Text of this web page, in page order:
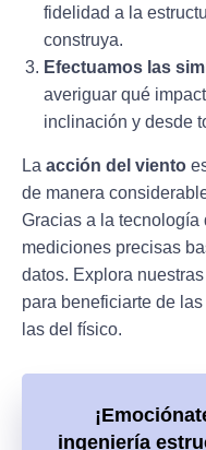
fidelidad a la
construya.
Efectuamos las
averiguar qué
inclinación y desde
La acción del viento
de manera
Gracias a la tecnología
mediciones precisas
datos. Explora
para beneficiarte de
las del físico.
ingeniería